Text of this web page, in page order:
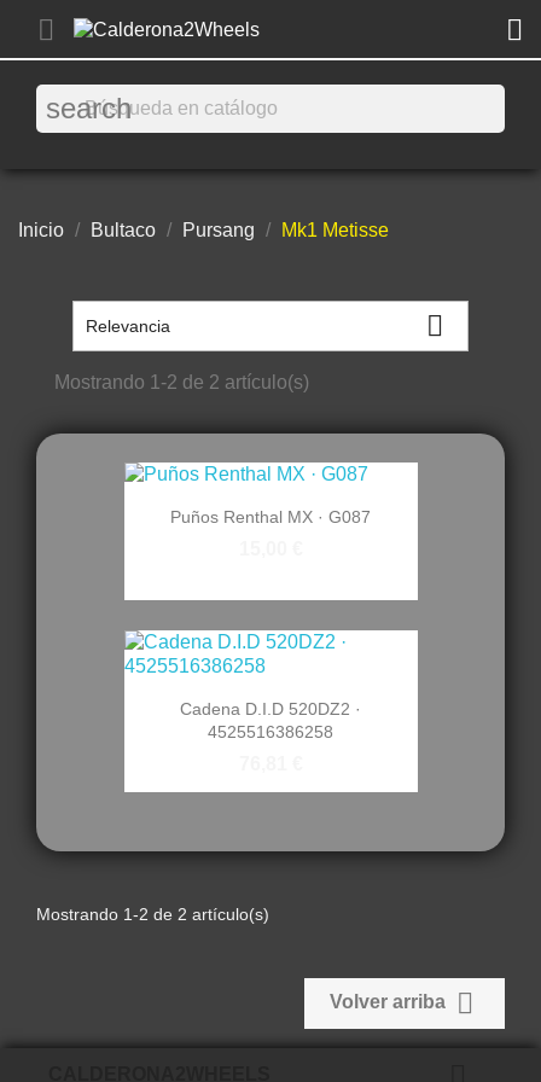
 
search
Inicio Bultaco Pursang Mk1 Metisse
Relevancia 
Mostrando 1-2 de 2 artículo(s)
Puños Renthal MX · G087
Cadena D.I.D 520DZ2 ·
4525516386258
Mostrando 1-2 de 2 artículo(s)
Volver arriba 